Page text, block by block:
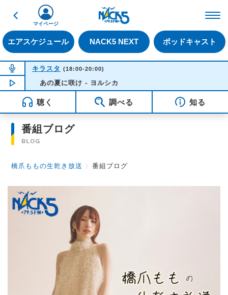
戻る
エアスケジュール NACK5 NEXT ポッドキャスト
マイページ
NOW ON AIR
キラスタ (18:00-20:00)
NOW PLAYING19:36
あの夏に咲け - ヨルシカ
聴く 調べる 知る
番組ブログ
BLOG
橋爪ももの生乾き放送 〉番組ブログ